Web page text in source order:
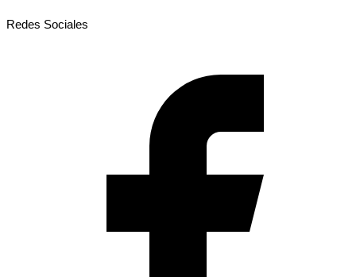
Redes Sociales